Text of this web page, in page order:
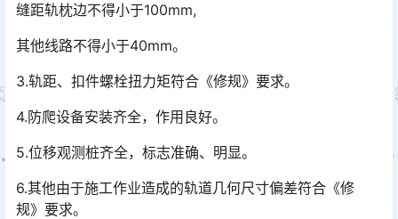
缝距轨枕边不得小于100mm,
其他线路不得小于40mm。
3.轨距、扣件螺栓扭力矩符合《修规》要求。
4.防爬设备安装齐全，作用良好。
5.位移观测桩齐全，标志准确、明显。
6.其他由于施工作业造成的轨道几何尺寸偏差符合《修
规》要求。